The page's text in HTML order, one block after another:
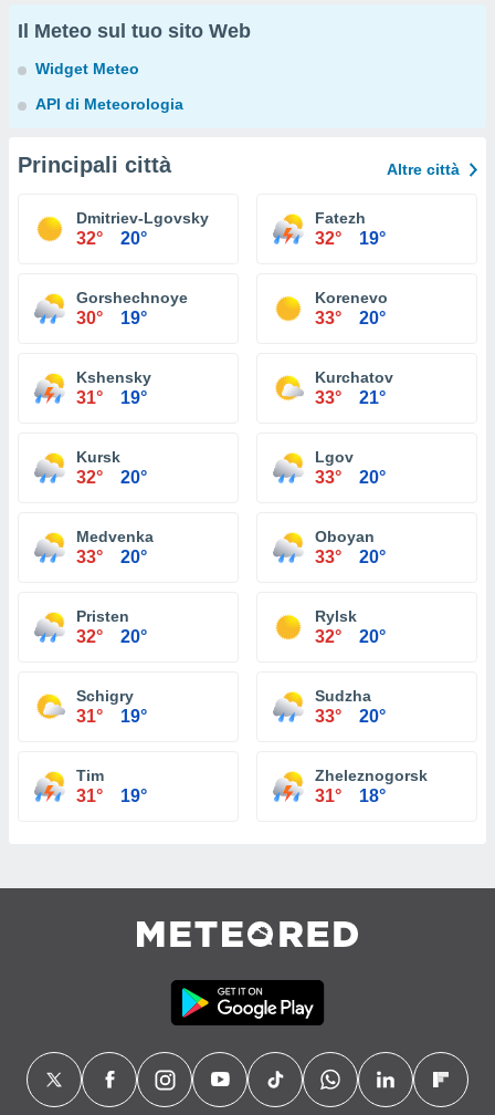
Il Meteo sul tuo sito Web
Widget Meteo
API di Meteorologia
Principali città Altre città
Dmitriev-Lgovsky
32° 20°
Fatezh
32° 19°
Gorshechnoye
30° 19°
Korenevo
33° 20°
Kshensky
31° 19°
Kurchatov
33° 21°
Kursk
32° 20°
Lgov
33° 20°
Medvenka
33° 20°
Oboyan
33° 20°
Pristen
32° 20°
Rylsk
32° 20°
Schigry
31° 19°
Sudzha
33° 20°
Tim
31° 19°
Zheleznogorsk
31° 18°